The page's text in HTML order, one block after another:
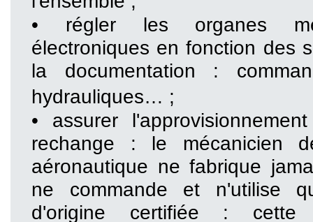
• régler les organes
électroniques en fonction des
la documentation :
hydrauliques… ;
• assurer
rechange : le mécanicien
aéronautique ne fabrique
ne commande et n'utilise
d'origine certifiée : cette